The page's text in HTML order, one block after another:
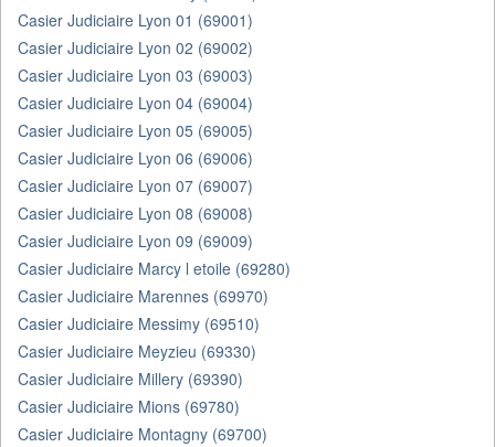
Casier Judiciaire Lyon 01 (69001)
Casier Judiciaire Lyon 02 (69002)
Casier Judiciaire Lyon 03 (69003)
Casier Judiciaire Lyon 04 (69004)
Casier Judiciaire Lyon 05 (69005)
Casier Judiciaire Lyon 06 (69006)
Casier Judiciaire Lyon 07 (69007)
Casier Judiciaire Lyon 08 (69008)
Casier Judiciaire Lyon 09 (69009)
Casier Judiciaire Marcy l etoile (69280)
Casier Judiciaire Marennes (69970)
Casier Judiciaire Messimy (69510)
Casier Judiciaire Meyzieu (69330)
Casier Judiciaire Millery (69390)
Casier Judiciaire Mions (69780)
Casier Judiciaire Montagny (69700)